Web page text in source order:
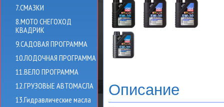
7.СМАЗКИ
8.МОТО СНЕГОХОД
КВАДРИК
9.САДОВАЯ ПРОГРАММА
10.ЛОДОЧНАЯ ПРОГРАММА
11.ВЕЛО ПРОГРАММА
12.ГРУЗОВЫЕ АВТОМАСЛА
13.Гидравлические масла
Описание